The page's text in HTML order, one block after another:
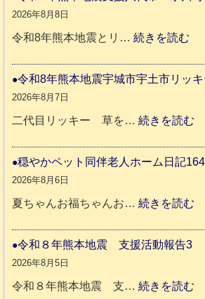
ネ
ん
2
2026年8月8日
令和8年熊本地震とリ…続きを読む
和
年
本
援
市
令和8年熊本地震宇城市宇土市リッ
2026年8月7日
二代目リッキー 草を…続きを読む
和
穏やかペット同伴老人ホーム日記164
2026年8月6日
夏ちゃんお福ちゃんお…続きを読む
令和８年熊本地震 支援活動報告3
2026年8月5日
令和８年熊本地震 支…続きを読む